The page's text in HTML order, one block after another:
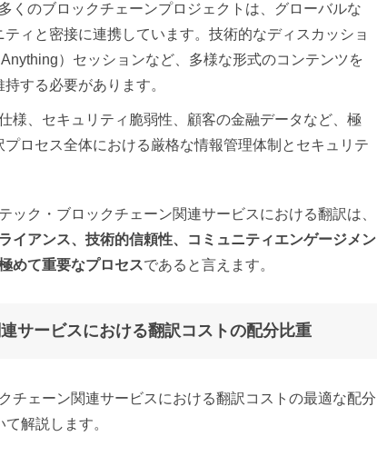
くのブロックチェーンプロジェクトは、グローバルな
ィと密接に連携しています。技術的なディスカッショ
）セッションなど、多様な形式のコンテンツを
する必要があります。
様、セキュリティ脆弱性、顧客の金融データなど、極
ロセス全体における厳格な情報管理体制とセキュリテ
ック・ブロックチェーン関連サービスにおける翻訳は、
イアンス、技術的信頼性、コミュニティエンゲージメン
めて重要なプロセスであると言えます。
サービスにおける翻訳コストの配分比重
チェーン関連サービスにおける翻訳コストの最適な配分
解説します。